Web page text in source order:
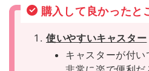
購入して良かったと
使いやすいキャスター
キャスターが付